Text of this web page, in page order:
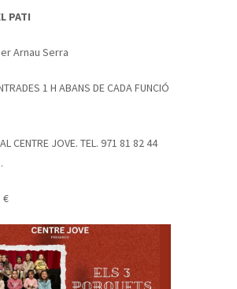
PATI
Arnau Serra
1 H ABANS DE CADA FUNCIÓ
CENTRE JOVE. TEL. 971 81 82 44
€